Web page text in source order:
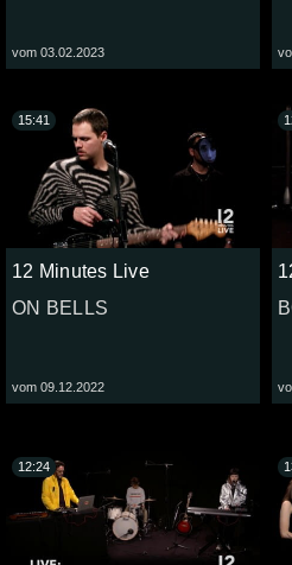
vom 03.02.2023
12 Minutes Live
ON BELLS
vom 09.12.2022
15:41
12:24